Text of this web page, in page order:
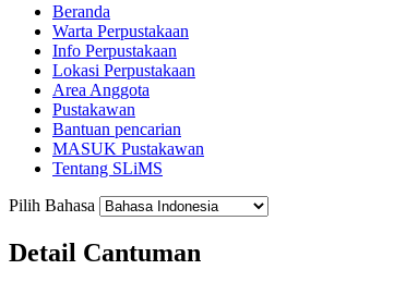
Beranda
Warta Perpustakaan
Info Perpustakaan
Lokasi Perpustakaan
Area Anggota
Pustakawan
Bantuan pencarian
MASUK Pustakawan
Tentang SLiMS
Pilih Bahasa
Detail Cantuman